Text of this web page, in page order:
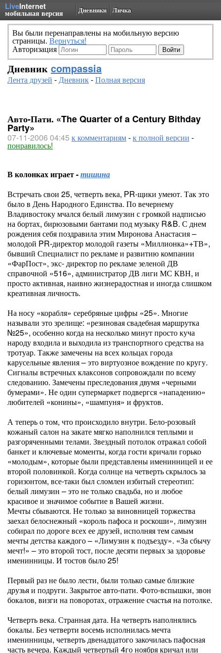
LiveInternet
мобильная версия Дневники Личка
Вы были перенаправлены на мобильную версию
страницы. Вернуться!
Авторизация
Дневник compassia
Лента друзей -Дневник-Полная версия
Авто-Пати. «The Quarter of a Century Bithday
Party»
07-11-2006 04:45 к комментариям-к полной версии -
понравилось!
В колонках играет -тишина
Встречать свои 25, четверть века, PR-щики умеют. Так это
было в День Народного Единства. По вечернему
Владивостоку мчался белый лимузин с громкой надписью
на бортах, бирюзовыми бантами под музыку R&B. С днем
рождения себя поздравила этим Миронова Анастасия –
молодой PR-директор молодой газеты «Миллионка»+ТВ»,
бывший Специалист по рекламе и развитию компании
«ФарПост», экс- директор по рекламе зеленой ДВ
справочной «516», администратор ДВ лиги МС КВН, и
просто активная, наивно жизнерадостная и иногда слишком
креативная личность.
На носу «корабля» серебряные цифры «25». Многие
называли это зрелище: «резиновая свадебная маршрутка
№25», особенно когда на несколько минут просто куча
народу входила и выходила из транспортного средства на
тротуар. Также замечены на всех кольцах города
карусельные явления – это виртуозное вождение по кругу.
Сигналы встречных клаксонов сопровождали по всему
следованию. Замечены преследования двумя «черными
бумерами». Не один супермаркет подвергся «нападению»
любителей «конины», «шампуня» и фруктов.
А теперь о том, что происходило внутри. Бело-розовый
кожаный салон на закате мягко наполнился теплыми и
разгоряченными телами. Звездный потолок отражал собой
банкет и ключевые моменты, когда гости кричали горько
«молодым», которые были представлены именинницей и ее
второй половинкой. Когда солнце на четверть скрылось за
горизонтом, все-таки был сломлен избитый стереотип:
белый лимузин – это не только свадьба, но и любое
красивое и значимое событие в Вашей жизни.
Мечты сбываются. Не только за виновницей торжества
заехал белоснежный «король пафоса и роскоши», лимузин
собирал по дороге всех ее друзей, исполняя тем самым
мечты детства каждого – «Лимузин к подъезду». «За сбычу
мечт!» – это второй тост, после десяти первых за здоровье
именинницы. И тостов было 25!
Первый раз не было лести, были только самые близкие
друзья и подруги. Закрытое авто-пати. Фото-вспышки, звон
бокалов, визги на поворотах, отражение счастья на потолке.
Четверть века. Странная дата. На четверть наполнялись
бокалы. Без четверти восемь исполнилась мечта
именинницы, четверть двенадцатого закочилась пафосная
часть вечера. Каждый четвертый 4го ноября кричал или